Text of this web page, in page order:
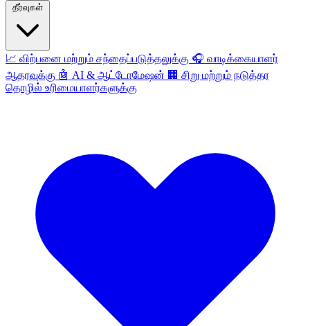
📈 விற்பனை மற்றும் சந்தைப்படுத்தலுக்கு 🎧 வாடிக்கையாளர்
ஆதரவுக்கு 🤖 AI & ஆட்டோமேஷன் 🏢 சிறு மற்றும் நடுத்தர
தொழில் உரிமையாளர்களுக்கு